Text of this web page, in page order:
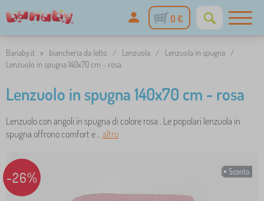
0 €
Banaby.it » biancheria da letto / Lenzuola / Lenzuola in spugna
/
Lenzuolo in spugna 140x70 cm - rosa
Lenzuolo in spugna 140x70 cm - rosa
Lenzuolo con angoli in spugna di colore rosa . Le popolari lenzuola in
spugna offrono comfort e .. altro
Sconto
-26%